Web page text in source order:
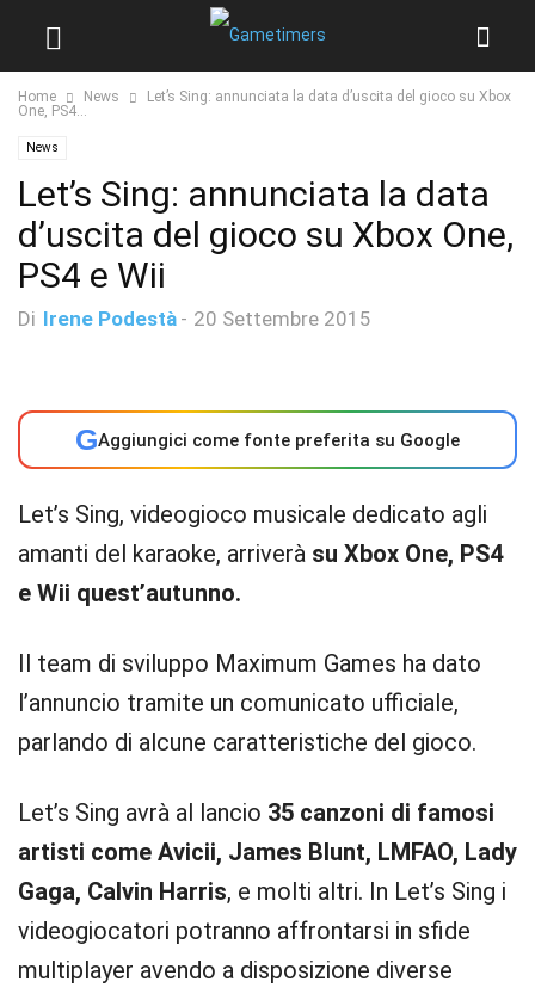
Home News
Let’s Sing: annunciata la data d’uscita del gioco su Xbox
One, PS4...
News
Let’s Sing: annunciata la data
d’uscita del gioco su Xbox One,
PS4 e Wii
Di Irene Podestà - 20 Settembre 2015
GAggiungici come fonte preferita su Google
Let’s Sing, videogioco musicale dedicato agli
amanti del karaoke, arriverà su Xbox One, PS4
e Wii quest’autunno.
Il team di sviluppo Maximum Games ha dato
l’annuncio tramite un comunicato ufficiale,
parlando di alcune caratteristiche del gioco.
Let’s Sing avrà al lancio 35 canzoni di famosi
artisti come Avicii, James Blunt, LMFAO, Lady
Gaga, Calvin Harris, e molti altri. In Let’s Sing i
videogiocatori potranno affrontarsi in sfide
multiplayer avendo a disposizione diverse